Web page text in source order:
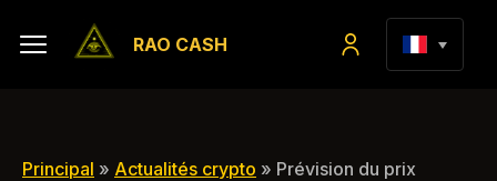
RAO CASH
Principal » Actualités crypto » Prévision du prix